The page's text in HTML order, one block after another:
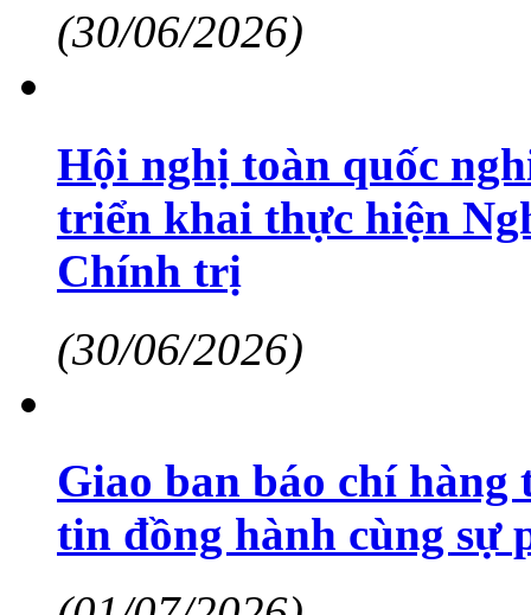
(30/06/2026)
Hội nghị toàn quốc
triển khai thực hiện
Chính trị
(30/06/2026)
Giao ban báo chí
tin đồng hành cùng sự